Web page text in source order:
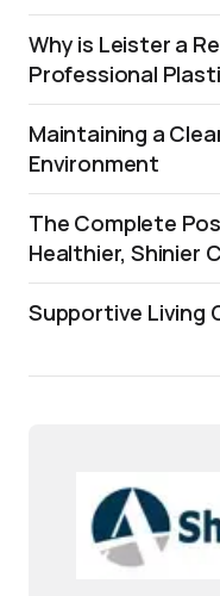
Why is Leister a
Professional
Maintaining a
Environment
The Complete
Healthier, Shinier
Supportive Living